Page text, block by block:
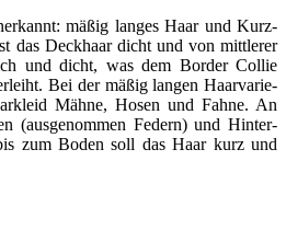
mäßig lan­ges Haar und Kurz­
das Deck­haar dicht und von mitt­le­rer
und dicht, was dem Bor­der Col­lie
Bei der mäßig lan­gen Haar­va­rie­
Mäh­ne, Hosen und Fah­ne. An
(aus­ge­nom­men Federn) und Hin­ter­
zum Boden soll das Haar kurz und